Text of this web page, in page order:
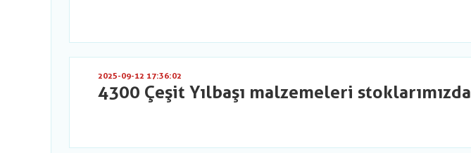
2025-09-12 17:36:02
4300 Çeşit Yılbaşı malzemeleri stoklarımızda